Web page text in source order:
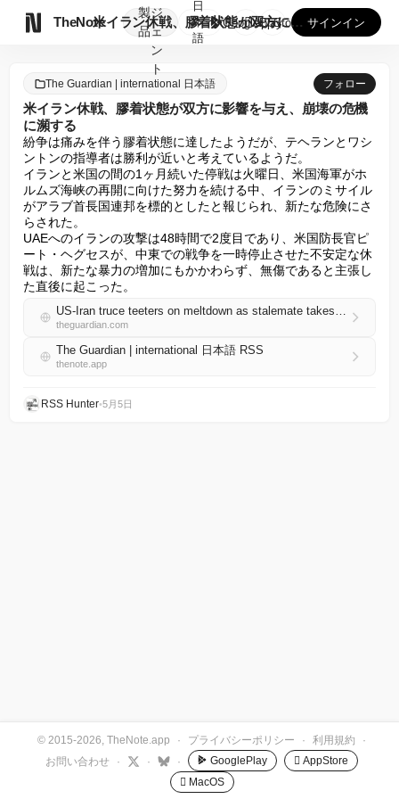
TheNote
製
品
ジ
ェ
ン
ト
米イラン休戦、膠着状態が双方に影響を与え、崩壊の危機に瀕する
日
本
語
GooglePlay
AppStore サインイン
The Guardian | international 日本語 フォロー
米イラン休戦、膠着状態が双方に影響を与え、崩壊の危機
に瀕する
紛争は痛みを伴う膠着状態に達したようだが、テヘランとワシ
ントンの指導者は勝利が近いと考えているようだ。
イランと米国の間の1ヶ月続いた停戦は火曜日、米国海軍がホ
ルムズ海峡の再開に向けた努力を続ける中、イランのミサイル
がアラブ首長国連邦を標的としたと報じられ、新たな危険にさ
らされた。
UAEへのイランの攻撃は48時間で2度目であり、米国防長官ピ
ート・ヘグセスが、中東での戦争を一時停止させた不安定な休
戦は、新たな暴力の増加にもかかわらず、無傷であると主張し
た直後に起こった。
US-Iran truce teeters on meltdown as stalemate takes toll on each side
theguardian.com
The Guardian | international 日本語 RSS
thenote.app
RSS Hunter•5月5日
© 2015-2026, TheNote.app · プライバシーポリシー · 利用規約
·
お問い合わせ
· · · GooglePlay
 AppStore
 MacOS